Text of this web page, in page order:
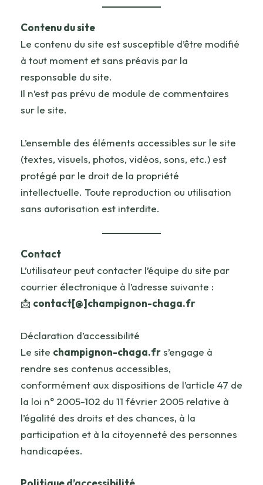
Contenu du site
Le contenu du site est susceptible d’être modifié
à tout moment et sans préavis par la
responsable du site.
Il n’est pas prévu de module de commentaires
sur le site.
L’ensemble des éléments accessibles sur le site
(textes, visuels, photos, vidéos, sons, etc.) est
protégé par le droit de la propriété
intellectuelle. Toute reproduction ou utilisation
sans autorisation est interdite.
Contact
L’utilisateur peut contacter l’équipe du site par
courrier électronique à l’adresse suivante :
📩 contact[@]champignon-chaga.fr
Déclaration d’accessibilité
Le site champignon-chaga.frs’engage à
rendre ses contenus accessibles,
conformément aux dispositions de l’article 47 de
la loi n° 2005-102 du 11 février 2005 relative à
l’égalité des droits et des chances, à la
participation et à la citoyenneté des personnes
handicapées.